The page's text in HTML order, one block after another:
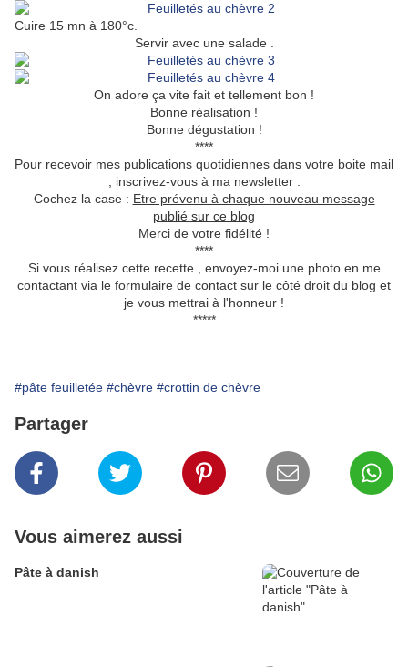
Cuire 15 mn à 180°c.
Servir avec une salade .
On adore ça vite fait et tellement bon !
Bonne réalisation !
Bonne dégustation !
****
Pour recevoir mes publications quotidiennes dans votre boite mail
, inscrivez-vous à ma newsletter :
Cochez la case : Etre prévenu à chaque nouveau message
publié sur ce blog
Merci de votre fidélité !
****
Si vous réalisez cette recette , envoyez-moi une photo en me
contactant via le formulaire de contact sur le côté droit du blog et
je vous mettrai à l'honneur !
*****
#pâte feuilletée #chèvre #crottin de chèvre
Partager
Vous aimerez aussi
Pâte à danish